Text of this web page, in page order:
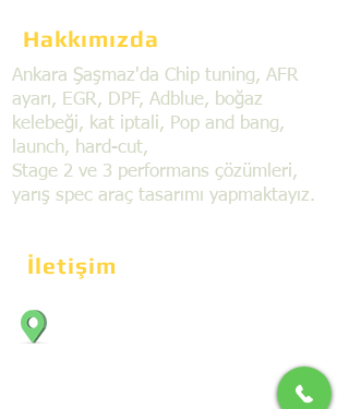
Hakkımızda
Ankara Şaşmaz'da Chip tuning, AFR
ayarı, EGR, DPF, Adblue, boğaz
kelebeği, kat iptali, Pop and bang,
launch, hard-cut,
Stage 2 ve 3 performans çözümleri,
yarış spec araç tasarımı yapmaktayız.
İletişim